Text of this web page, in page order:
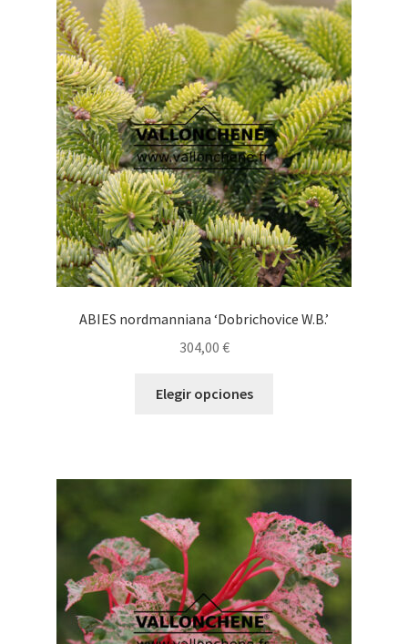
Las
opciones
se
pueden
elegir
en
la
página
de
producto
ABIES nordmanniana ‘Dobrichovice W.B.’
304,00 €
Elegir opciones
variantes.
opciones
se
pueden
elegir
en
la